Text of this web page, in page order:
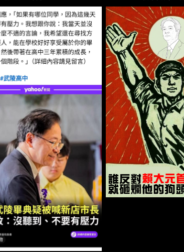
張善政被學生喊「新店市長」，風波甚囂
道歉，但議員詹江村拒絕道歉，指學校若認
高中畢業典禮，被學生喊「新店